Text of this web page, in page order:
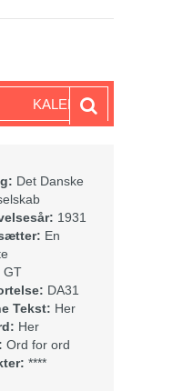
KALENDER
Det Danske
1931
En
GT
DA31
Tekst: Her
Her
Ord for ord
****